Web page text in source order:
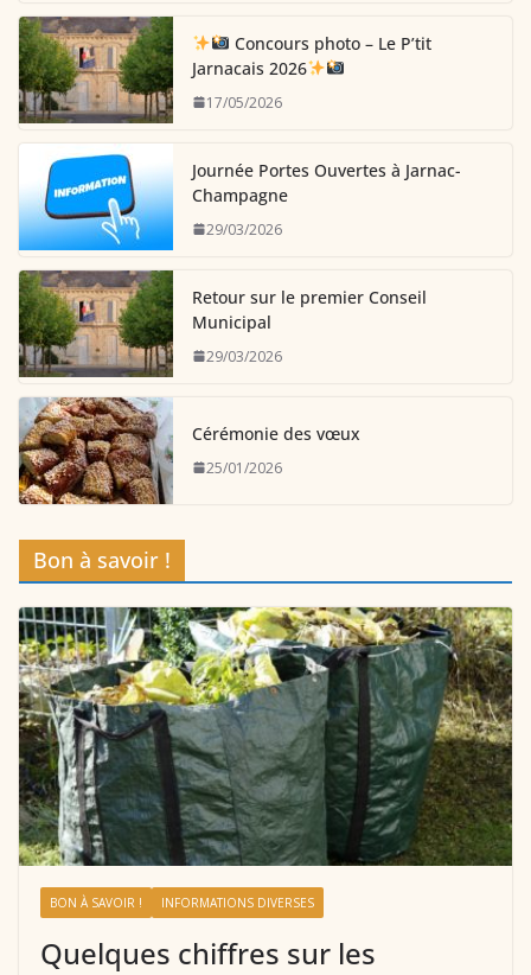
Concours photo – Le P’tit
Jarnacais 2026
17/05/2026
Journée Portes Ouvertes à Jarnac-
Champagne
29/03/2026
Retour sur le premier Conseil
Municipal
29/03/2026
Cérémonie des vœux
25/01/2026
Bon à savoir !
BON À SAVOIR ! INFORMATIONS DIVERSES
Quelques chiffres sur les